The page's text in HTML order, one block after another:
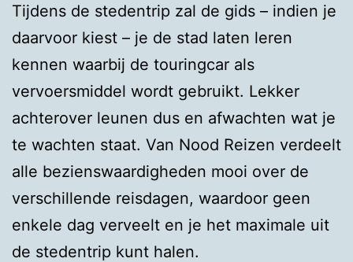
Tijdens de stedentrip zal de gids – indien je
daarvoor kiest – je de stad laten leren
kennen waarbij de touringcar als
vervoersmiddel wordt gebruikt. Lekker
achterover leunen dus en afwachten wat je
te wachten staat. Van Nood Reizen verdeelt
alle bezienswaardigheden mooi over de
verschillende reisdagen, waardoor geen
enkele dag verveelt en je het maximale uit
de stedentrip kunt halen.